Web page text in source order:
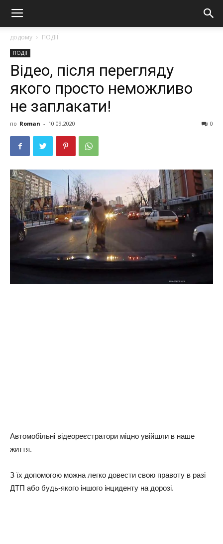
додому ПОДІЇ
ПОДІЇ
Відео, після перегляду
якого просто неможливо
не заплакати!
по Roman - 10.09.2020 0
Автомобільні відеореєстратори міцно увійшли в наше
життя.
З їх допомогою можна легко довести свою правоту в разі
ДТП або будь-якого іншого інциденту на дорозі.